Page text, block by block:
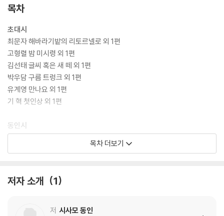
목차
초대시
최문자 해바라기밭의 리토르넬로 외 1편
고형렬 밤 미시령 외 1편
김선태 글씨 혹은 새 떼 외 1편
박우담 구름 트렁크 외 1편
유계영 만나요 외 1편
기 혁 첫인상 외 1편
동인시
최재우 봄소식 외 1편
최윤희 보내주고 싶은 겨울 외 1편
조정희 첫 시집 준비하며 외 1편
정목 경칩에 부르는 사랑노래 외 1편
목차 더보기
저자 소개 1
저 시사모 동인